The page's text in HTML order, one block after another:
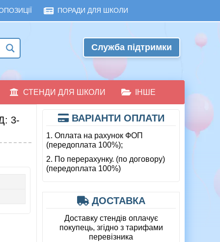
ПОРАДИ ДЛЯ ШКОЛИ
Служба підтримки
СТЕНДИ ДЛЯ ШКОЛИ ІНШЕ
3-
ВАРІАНТИ ОПЛАТИ
1. Оплата на рахунок ФОП
(передоплата 100%);
2. По перерахунку. (по договору)
(передоплата 100%)
ДОСТАВКА
Доставку стендів оплачує
покупець, згідно з тарифами
перевізника